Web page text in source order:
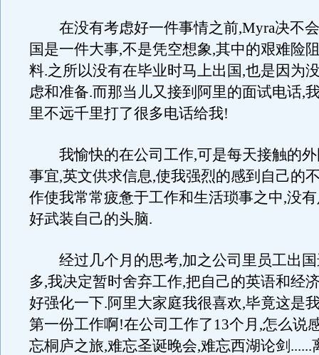
在没有考虑好一件事情之前,Myra决不
国是一件大事,不是凭空想象,其中的艰难险
料.之所以没有在毕业时马上出国,也是因为
虑和准备.而那当儿又接到阿里的面试电话,
里不远千里打了很多电话给我!
我愉快的在公司工作,可是每天接触的外
事宜,英文供求信息,使我强烈的感到自己的
作使我常常疲惫于工作和生活琐事之中,没
好武装自己的头脑.
经过几个月的思考,加之公司里员工出国
多,我决定暂时舍弃工作,把自己的英语和经
好强化一下.阿里大家庭我很喜欢,毕竟这是
第一份工作啊!在公司工作了13个月,怎么说
忘桐庐之旅,难忘圣诞晚会,难忘西湖论剑......